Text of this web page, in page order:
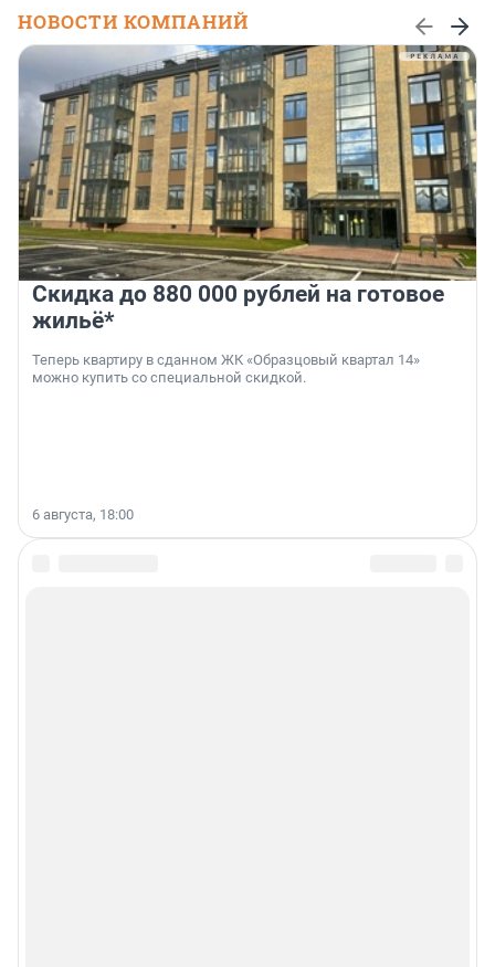
НОВОСТИ КОМПАНИЙ
Скидка до 880 000 рублей на готовое
жильё*
Теперь квартиру в сданном ЖК «Образцовый квартал 14»
можно купить со специальной скидкой.
6 августа, 18:00